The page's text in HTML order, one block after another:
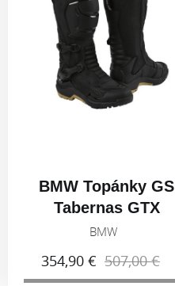
BMW Topánky GS
Tabernas GTX
Unisex Čierna
BMW
354,90 € 507,00 €